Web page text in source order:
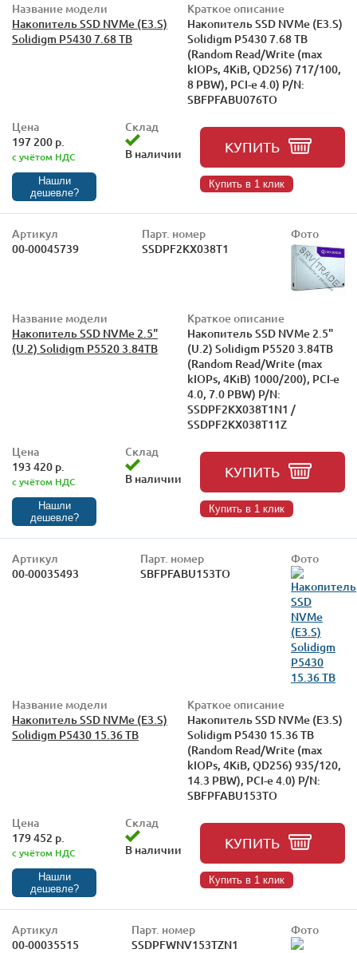
Название модели
Накопитель SSD NVMe (E3.S)
Solidigm P5430 7.68 TB
Краткое описание
Накопитель SSD NVMe (E3.S)
Solidigm P5430 7.68 TB
(Random Read/Write (max
kIOPs, 4KiB, QD256) 717/100,
8 PBW), PCI-e 4.0) P/N:
SBFPFABU076TO
Цена
197 200 р.
с учётом НДС
Нашли
дешевле?
Склад
В наличии
КУПИТЬ
Купить в 1 клик
Артикул
00-00045739
Парт. номер
SSDPF2KX038T1
Фото
Название модели
Накопитель SSD NVMe 2.5"
(U.2) Solidigm P5520 3.84TB
Краткое описание
Накопитель SSD NVMe 2.5"
(U.2) Solidigm P5520 3.84TB
(Random Read/Write (max
kIOPs, 4KiB) 1000/200), PCI-e
4.0, 7.0 PBW) P/N:
SSDPF2KX038T1N1 /
SSDPF2KX038T11Z
Цена
193 420 р.
с учётом НДС
Нашли
дешевле?
Склад
В наличии
КУПИТЬ
Купить в 1 клик
Артикул
00-00035493
Парт. номер
SBFPFABU153TO
Фото
Название модели
Накопитель SSD NVMe (E3.S)
Solidigm P5430 15.36 TB
Краткое описание
Накопитель SSD NVMe (E3.S)
Solidigm P5430 15.36 TB
(Random Read/Write (max
kIOPs, 4KiB, QD256) 935/120,
14.3 PBW), PCI-e 4.0) P/N:
SBFPFABU153TO
Цена
179 452 р.
с учётом НДС
Нашли
дешевле?
Склад
В наличии
КУПИТЬ
Купить в 1 клик
Артикул
00-00035515
Парт. номер
SSDPFWNV153TZN1
Фото